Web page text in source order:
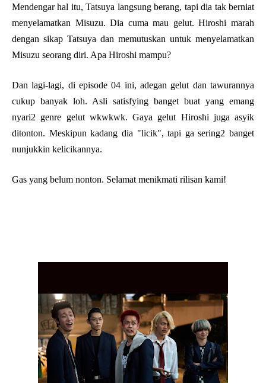
Mendengar hal itu, Tatsuya langsung berang, tapi dia tak berniat
menyelamatkan Misuzu. Dia cuma mau gelut. Hiroshi marah
dengan sikap Tatsuya dan memutuskan untuk menyelamatkan
Misuzu seorang diri. Apa Hiroshi mampu?
Dan lagi-lagi, di episode 04 ini, adegan gelut dan tawurannya
cukup banyak loh. Asli satisfying banget buat yang emang
nyari2 genre gelut wkwkwk. Gaya gelut Hiroshi juga asyik
ditonton. Meskipun kadang dia "licik", tapi ga sering2 banget
nunjukkin kelicikannya.
Gas yang belum nonton. Selamat menikmati rilisan kami!